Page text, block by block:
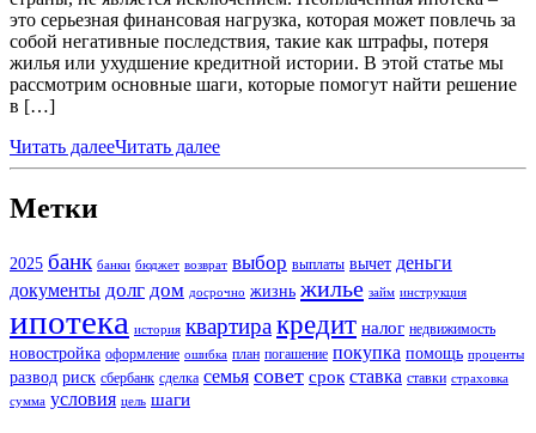
это серьезная финансовая нагрузка, которая может повлечь за
собой негативные последствия, такие как штрафы, потеря
жилья или ухудшение кредитной истории. В этой статье мы
рассмотрим основные шаги, которые помогут найти решение
в […]
Читать далееЧитать далее
Метки
2025 банк банки бюджет возврат выбор выплаты вычет деньги
документы долг дом досрочно жизнь жилье займ инструкция
ипотека история квартиракредит налог недвижимость
новостройка оформление ошибка план погашение покупка помощь проценты
развод риск сбербанк сделка семья совет срок ставка ставки страховка
сумма условия цель шаги